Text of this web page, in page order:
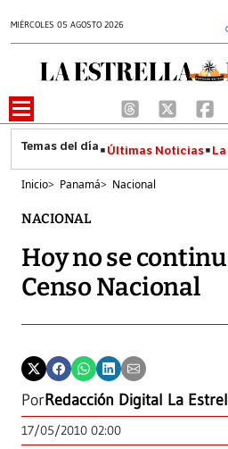
MIÉRCOLES 05 AGOSTO 2026
Últimas Noticias
Inicio> Panamá> Nacional
NACIONAL
Hoy no se
Censo Nacional
PorRedacción Digital La
17/05/2010 02:00